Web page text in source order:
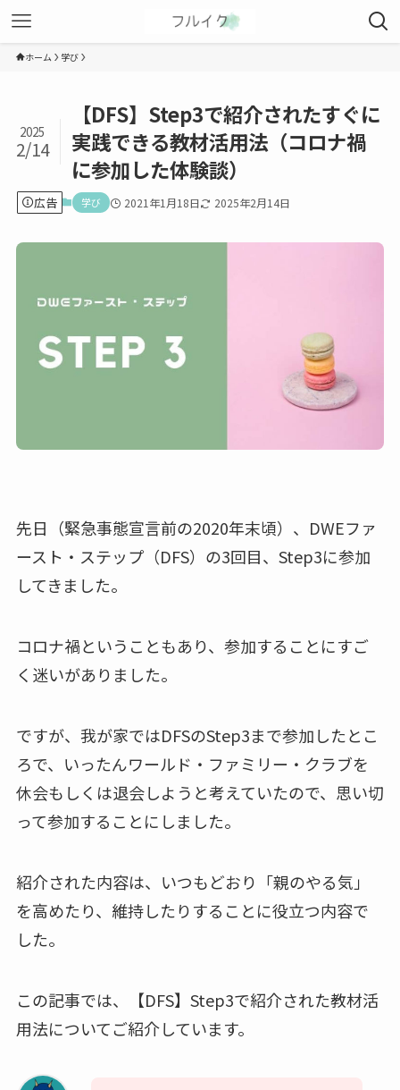
ホーム 学び
【DFS】Step3で紹介されたすぐに
実践できる教材活用法（コロナ禍
に参加した体験談）
2025
2/14
広告 学び 2021年1月18日 2025年2月14日
先日（緊急事態宣言前の2020年末頃）、DWEファ
ースト・ステップ（DFS）の3回目、Step3に参加
してきました。
コロナ禍ということもあり、参加することにすご
く迷いがありました。
ですが、我が家ではDFSのStep3まで参加したとこ
ろで、いったんワールド・ファミリー・クラブを
休会もしくは退会しようと考えていたので、思い切
って参加することにしました。
紹介された内容は、いつもどおり「親のやる気」
を高めたり、維持したりすることに役立つ内容で
した。
この記事では、
【DFS】Step3で紹介された教材活
用法についてご紹介しています。